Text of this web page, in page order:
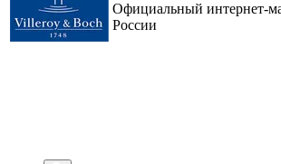
Официальный интернет-
России